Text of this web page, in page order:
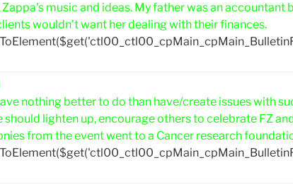
music and ideas. My father was an
wouldn't want her dealing with their finances.
nothing better to do than have/create issues with
should lighten up, encourage others to celebrate FZ
from the event went to a Cancer research